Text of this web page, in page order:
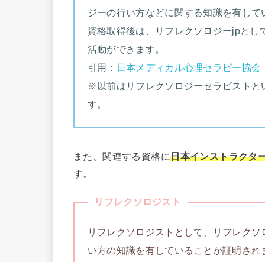
ジーの行い方などに関する知識を有し
資格取得後は、リフレクソロジーjpと
活動ができます。
引用： 日本メディカル心理セラピー協会
※以前はリフレクソロジーセラピスト
す。
また、関連する資格に日本インストラクタ
す。
リフレクソロジスト
リフレクソロジストとして、リフレク
い方の知識を有していることが証明され